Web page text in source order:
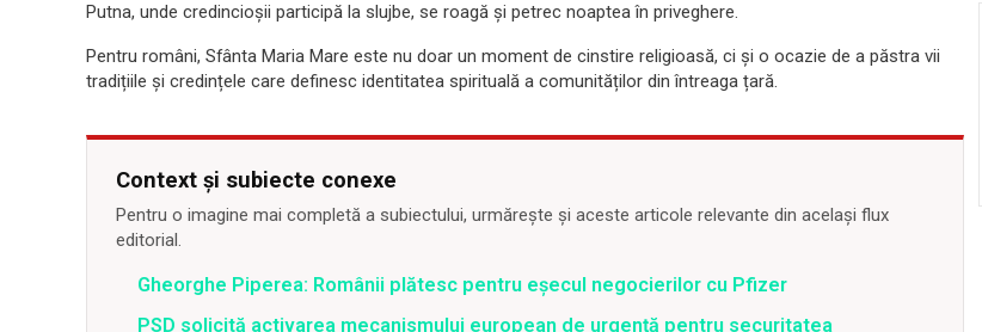
Putna, unde credincioșii participă la slujbe, se roagă și petrec noaptea în priveghere.
Pentru români, Sfânta Maria Mare este nu doar un moment de cinstire religioasă, ci și o ocazie de a păstra vii
tradițiile și credințele care definesc identitatea spirituală a comunităților din întreaga țară.
Context și subiecte conexe
Pentru o imagine mai completă a subiectului, urmărește și aceste articole relevante din același flux
editorial.
Gheorghe Piperea: Românii plătesc pentru eșecul negocierilor cu Pfizer
PSD solicită activarea mecanismului european de urgență pentru securitatea